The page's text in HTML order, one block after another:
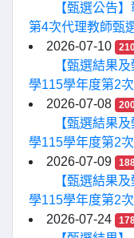
【甄選公告
第4次代理教師甄
2026-07-10
【甄選結果
學115學年度第2
2026-07-08
【甄選結果
學115學年度第2
2026-07-09
【甄選結果
學115學年度第2
2026-07-24